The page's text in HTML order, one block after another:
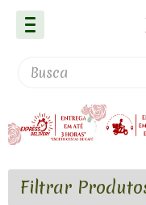
Filtrar